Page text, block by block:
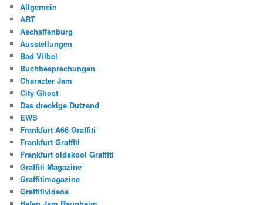
Allgemein
ART
Aschaffenburg
Ausstellungen
Bad Vilbel
Buchbesprechungen
Character Jam
City Ghost
Das dreckige Dutzend
EWS
Frankfurt A66 Graffiti
Frankfurt Graffiti
Frankfurt oldskool Graffiti
Graffiti Magazine
Graffitimagazine
Graffitivideos